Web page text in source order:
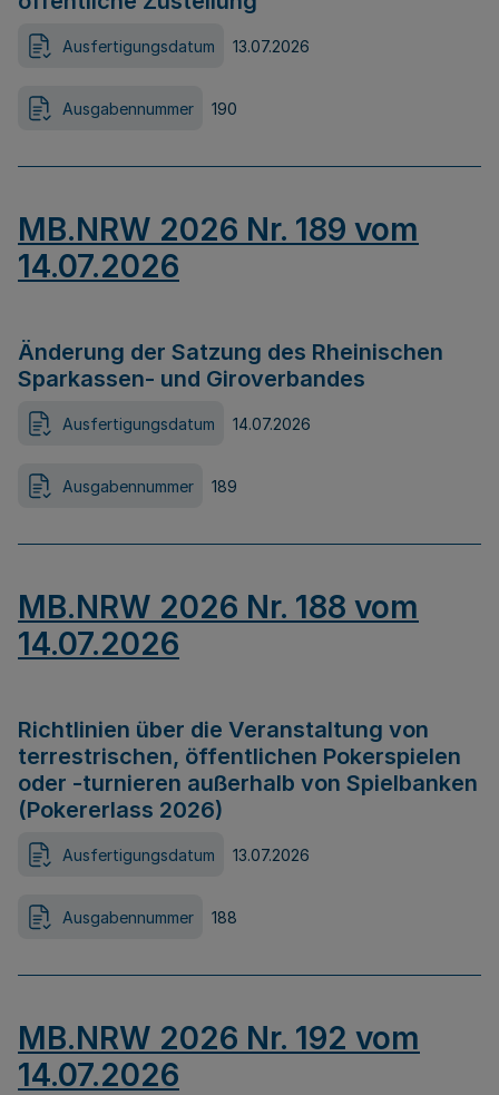
Ausfertigungsdatum 13.07.2026
Ausgabennummer 190
MB.NRW 2026 Nr. 189 vom
14.07.2026
Änderung der Satzung des Rheinischen
Sparkassen- und Giroverbandes
Ausfertigungsdatum 14.07.2026
Ausgabennummer 189
MB.NRW 2026 Nr. 188 vom
14.07.2026
Richtlinien über die Veranstaltung von
terrestrischen, öffentlichen Pokerspielen
oder -turnieren außerhalb von Spielbanken
(Pokererlass 2026)
Ausfertigungsdatum 13.07.2026
Ausgabennummer 188
MB.NRW 2026 Nr. 192 vom
14.07.2026